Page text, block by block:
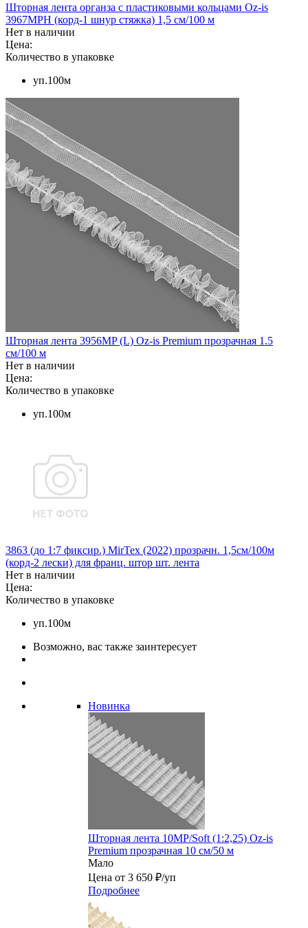
Шторная лента органза с пластиковыми кольцами Oz-is
3967MPH (корд-1 шнур стяжка) 1,5 см/100 м
Нет в наличии
Цена:
Количество в упаковке
уп.100м
Шторная лента 3956MP (L) Oz-is Premium прозрачная 1.5
см/100 м
Нет в наличии
Цена:
Количество в упаковке
уп.100м
3863 (до 1:7 фиксир.) MirTex (2022) прозрачн. 1,5см/100м
(корд-2 лески) для франц. штор шт. лента
Нет в наличии
Цена:
Количество в упаковке
уп.100м
Возможно, вас также заинтересует
Новинка
Шторная лента 10MP/Soft (1:2,25) Oz-is
Premium прозрачная 10 см/50 м
Мало
Цена от 3 650 ₽/уп
Подробнее